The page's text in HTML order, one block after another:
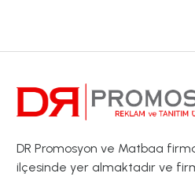
DR Promosyon ve Matbaa
ilçesinde yer almaktadır ve